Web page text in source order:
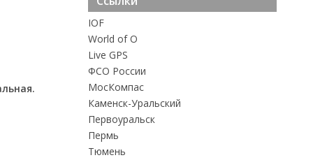
IOF
World of O
Live GPS
ФСО России
MосКомпас
Каменск-Уральский
Первоуральск
Пермь
Тюмень